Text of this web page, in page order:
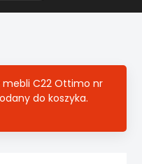
mebli C22 Ottimo nr
do koszyka.